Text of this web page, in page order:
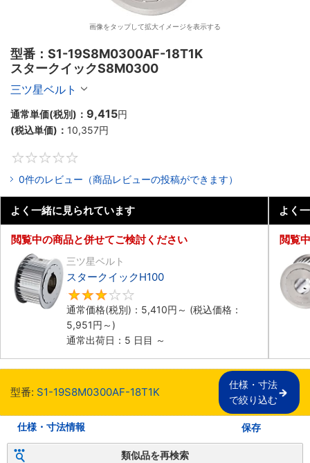
画像をタップして拡大イメージを表示する
型番：S1-19S8M0300AF-18T1K
スタークイックS8M0300
三ツ星ベルト
通常単価(税別)： 9,415円
(税込単価)： 10,357円
0件のレビュー（商品レビューの投稿ができます）
よく一緒に見られています
閲覧中の商品と併せてご検討ください
三ツ星ベルト
スタークイックH100
通常価格(税別)： 5,410円 ～ (税込価格：
5,951円 ～)
通常出荷日：5 日目 ～
よく
閲覧
型番: S1-19S8M0300AF-18T1K
仕様・寸法
で絞り込む
仕様・寸法情報 保存
類似品を再検索